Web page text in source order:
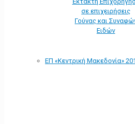
σε επιχειρήσεις
Γούνας και
Ειδών
ΕΠ «Kεντρική Μακεδονία»